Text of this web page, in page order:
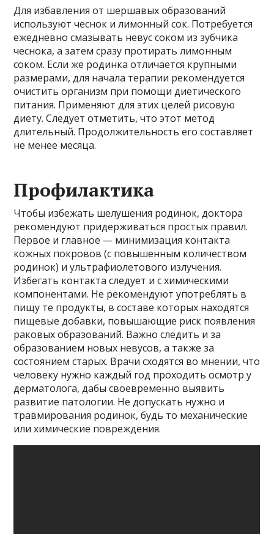
Для избавления от шершавых образований
используют чеснок и лимонный сок. Потребуется
ежедневно смазывать невус соком из зубчика
чеснока, а затем сразу протирать лимонным
соком. Если же родинка отличается крупными
размерами, для начала терапии рекомендуется
очистить организм при помощи диетического
питания. Применяют для этих целей рисовую
диету. Следует отметить, что этот метод
длительный. Продолжительность его составляет
не менее месяца.
Профилактика
Чтобы избежать шелушения родинок, доктора
рекомендуют придерживаться простых правил.
Первое и главное — минимизация контакта
кожных покровов (с повышенным количеством
родинок) и ультрафиолетового излучения.
Избегать контакта следует и с химическими
компонентами. Не рекомендуют употреблять в
пищу те продукты, в составе которых находятся
пищевые добавки, повышающие риск появления
раковых образований. Важно следить и за
образованием новых невусов, а также за
состоянием старых. Врачи сходятся во мнении, что
человеку нужно каждый год проходить осмотр у
дерматолога, дабы своевременно выявить
развитие патологии. Не допускать нужно и
травмирования родинок, будь то механические
или химические повреждения.